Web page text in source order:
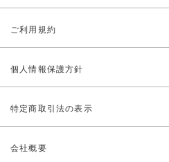
ご利用規約
個人情報保護方針
特定商取引法の表示
会社概要